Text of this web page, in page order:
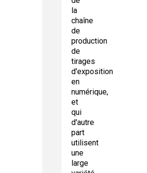
la
chaîne
de
production
de
tirages
d'exposition
en
numérique,
et
qui
d'autre
part
utilisent
une
large